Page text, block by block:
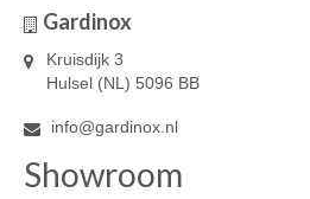
Gardinox
Kruisdijk 3
Hulsel (NL) 5096 BB
info@gardinox.nl
Showroom